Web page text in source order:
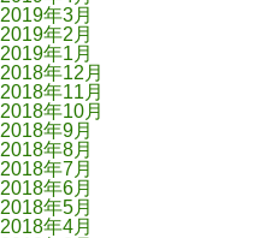
2019年3月
2019年2月
2019年1月
2018年12月
2018年11月
2018年10月
2018年9月
2018年8月
2018年7月
2018年6月
2018年5月
2018年4月